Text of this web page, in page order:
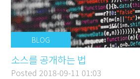
BLOG
소스를 공개하는 법
Posted 2018-09-11 01:03